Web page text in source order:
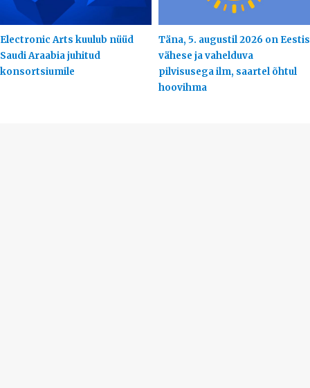
Electronic Arts kuulub nüüd
Saudi Araabia juhitud
konsortsiumile
Täna, 5. augustil 2026 on Eestis
vähese ja vahelduva
pilvisusega ilm, saartel õhtul
hoovihma